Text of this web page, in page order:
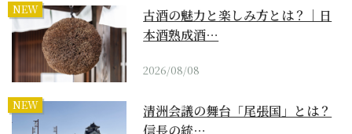
NEW
古酒の魅力と楽しみ方とは？｜日
本酒熟成酒…
2026/08/08
NEW
清洲会議の舞台「尾張国」とは？